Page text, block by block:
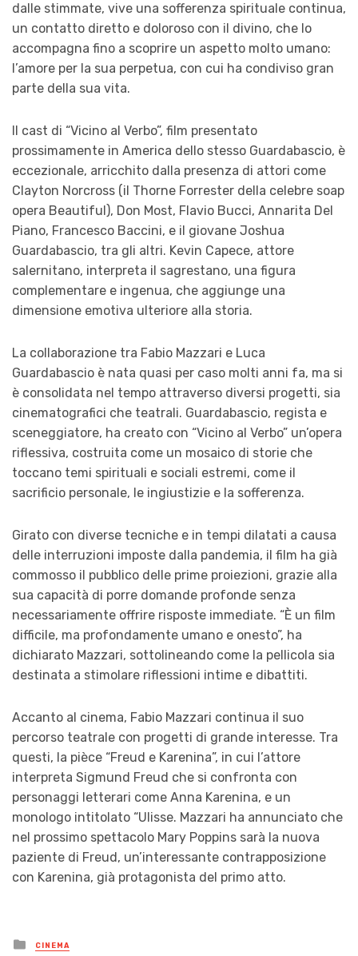
dalle stimmate, vive una sofferenza spirituale continua,
un contatto diretto e doloroso con il divino, che lo
accompagna fino a scoprire un aspetto molto umano:
l’amore per la sua perpetua, con cui ha condiviso gran
parte della sua vita.
Il cast di “Vicino al Verbo”, film presentato
prossimamente in America dello stesso Guardabascio, è
eccezionale, arricchito dalla presenza di attori come
Clayton Norcross (il Thorne Forrester della celebre soap
opera Beautiful), Don Most, Flavio Bucci, Annarita Del
Piano, Francesco Baccini, e il giovane Joshua
Guardabascio, tra gli altri. Kevin Capece, attore
salernitano, interpreta il sagrestano, una figura
complementare e ingenua, che aggiunge una
dimensione emotiva ulteriore alla storia.
La collaborazione tra Fabio Mazzari e Luca
Guardabascio è nata quasi per caso molti anni fa, ma si
è consolidata nel tempo attraverso diversi progetti, sia
cinematografici che teatrali. Guardabascio, regista e
sceneggiatore, ha creato con “Vicino al Verbo” un’opera
riflessiva, costruita come un mosaico di storie che
toccano temi spirituali e sociali estremi, come il
sacrificio personale, le ingiustizie e la sofferenza.
Girato con diverse tecniche e in tempi dilatati a causa
delle interruzioni imposte dalla pandemia, il film ha già
commosso il pubblico delle prime proiezioni, grazie alla
sua capacità di porre domande profonde senza
necessariamente offrire risposte immediate. “È un film
difficile, ma profondamente umano e onesto”, ha
dichiarato Mazzari, sottolineando come la pellicola sia
destinata a stimolare riflessioni intime e dibattiti.
Accanto al cinema, Fabio Mazzari continua il suo
percorso teatrale con progetti di grande interesse. Tra
questi, la pièce “Freud e Karenina”, in cui l’attore
interpreta Sigmund Freud che si confronta con
personaggi letterari come Anna Karenina, e un
monologo intitolato “Ulisse. Mazzari ha annunciato che
nel prossimo spettacolo Mary Poppins sarà la nuova
paziente di Freud, un’interessante contrapposizione
con Karenina, già protagonista del primo atto.
Posted
CINEMA